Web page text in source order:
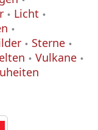
Licht
Sterne
Vulkane